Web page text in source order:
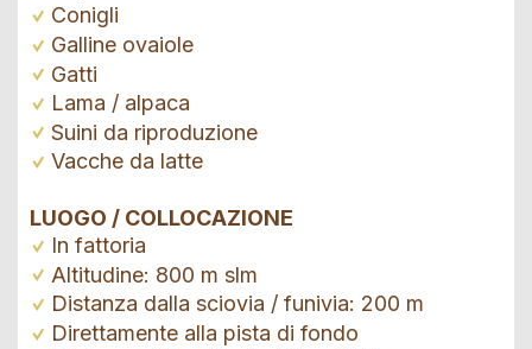
Conigli
Galline ovaiole
Gatti
Lama / alpaca
Suini da riproduzione
Vacche da latte
LUOGO / COLLOCAZIONE
In fattoria
Altitudine: 800 m slm
Distanza dalla sciovia / funivia: 200 m
Direttamente alla pista di fondo